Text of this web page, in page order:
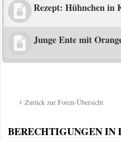
Rezept: Hühnchen in
Junge Ente mit
Zurück zur Foren-Übersicht
BERECHTIGUNGEN IN